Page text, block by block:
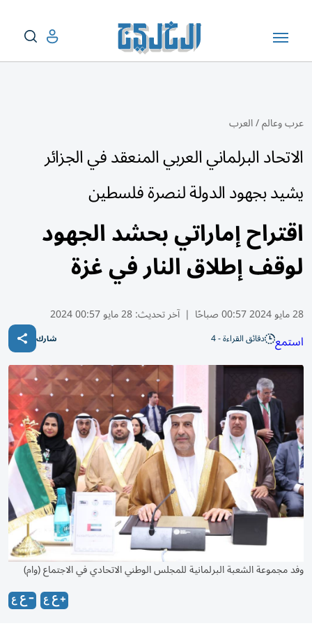
عرب وعالم/العرب
الاتحاد البرلماني العربي المنعقد في الجزائر
يشيد بجهود الدولة لنصرة فلسطين
اقتراح إماراتي بحشد الجهود
لوقف إطلاق النار في غزة
28 مايو 2024 00:57 صباحًا | آخر تحديث:28 مايو 00:57 2024
استمع دقائق القراءة - 4 شارك
وفد مجموعة الشعبة البرلمانية للمجلس الوطني الاتحادي في الاجتماع (وام)